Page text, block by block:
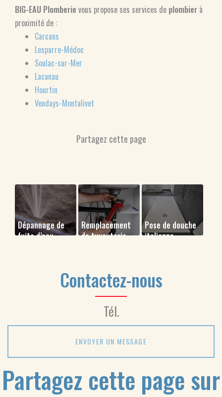
BIG-EAU Plomberie vous propose ses services de plombier à
proximité de :
Carcans
Lesparre-Médoc
Soulac-sur-Mer
Lacanau
Hourtin
Vendays-Montalivet
Dépannage de
fuite d’eau
Remplacement
de tuyauterie
Pose de douche
italienne
Contactez-nous
Tél.
ENVOYER UN MESSAGE
Partagez cette page sur